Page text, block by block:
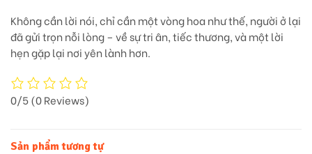
Không cần lời nói, chỉ cần một vòng hoa như thế, người ở lại
đã gửi trọn nỗi lòng – về sự tri ân, tiếc thương, và một lời
hẹn gặp lại nơi yên lành hơn.
0/5(0 Reviews)
Sản phẩm tương tự